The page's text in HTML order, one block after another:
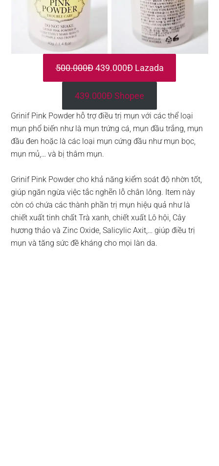
500.000Đ439.000Đ Lazada
439.000Đ Shopee
Grinif Pink Powder hỗ trợ điều trị mụn với các thể loại
mụn phổ biến như là mụn trứng cá, mụn đầu trắng, mụn
đầu đen hoặc là các loại mụn cứng đầu như mụn bọc,
mụn mủ,… và bị thâm mụn.
Grinif Pink Powder cho khả năng kiểm soát độ nhờn tốt,
giúp ngăn ngừa việc tắc nghẽn lỗ chân lông. Item này
còn có chứa các thành phần trị mụn hiệu quả như là
chiết xuất tinh chất Trà xanh, chiết xuất Lô hội, Cây
hương thảo và Zinc Oxide, Salicylic Axit,… giúp điều trị
mụn và tăng sức đề kháng cho mọi làn da.